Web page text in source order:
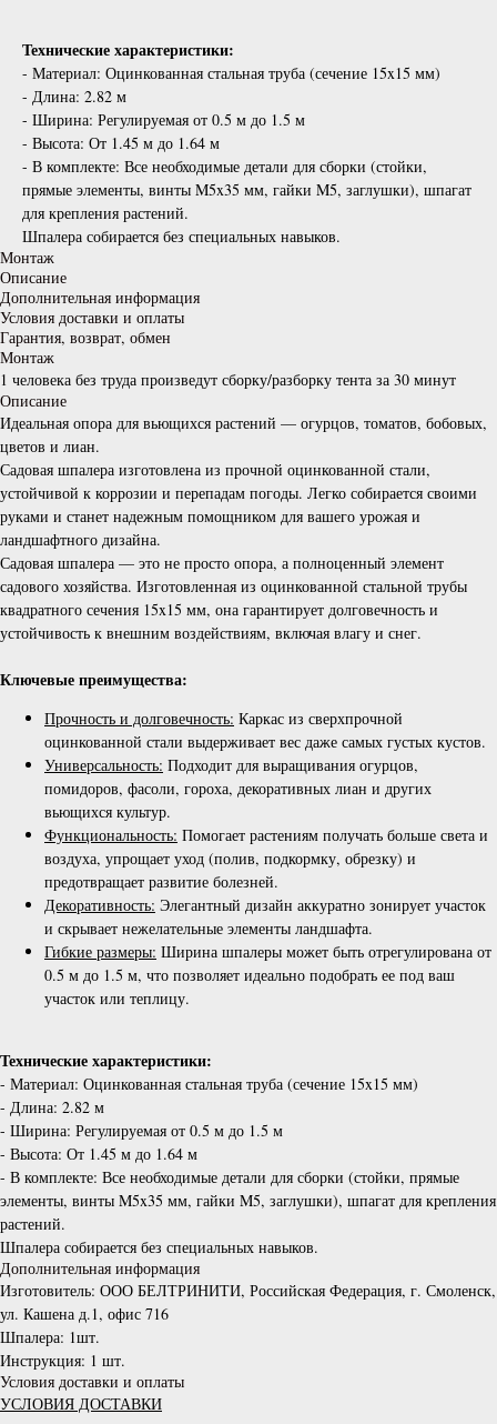
Технические характеристики:
- Материал: Оцинкованная стальная труба (сечение 15x15 мм)
- Длина: 2.82 м
- Ширина: Регулируемая от 0.5 м до 1.5 м
- Высота: От 1.45 м до 1.64 м
- В комплекте: Все необходимые детали для сборки (стойки,
прямые элементы, винты M5x35 мм, гайки M5, заглушки), шпагат
для крепления растений.
Шпалера собирается без специальных навыков.
Монтаж
Описание
Дополнительная информация
Условия доставки и оплаты
Гарантия, возврат, обмен
Монтаж
1 человека без труда произведут сборку/разборку тента за 30 минут
Описание
Идеальная опора для вьющихся растений — огурцов, томатов, бобовых,
цветов и лиан.
Садовая шпалера изготовлена из прочной оцинкованной стали,
устойчивой к коррозии и перепадам погоды. Легко собирается своими
руками и станет надежным помощником для вашего урожая и
ландшафтного дизайна.
Садовая шпалера — это не просто опора, а полноценный элемент
садового хозяйства. Изготовленная из оцинкованной стальной трубы
квадратного сечения 15x15 мм, она гарантирует долговечность и
устойчивость к внешним воздействиям, включая влагу и снег.
Ключевые преимущества:
Прочность и долговечность: Каркас из сверхпрочной
оцинкованной стали выдерживает вес даже самых густых кустов.
Универсальность: Подходит для выращивания огурцов,
помидоров, фасоли, гороха, декоративных лиан и других
вьющихся культур.
Функциональность: Помогает растениям получать больше света и
воздуха, упрощает уход (полив, подкормку, обрезку) и
предотвращает развитие болезней.
Декоративность: Элегантный дизайн аккуратно зонирует участок
и скрывает нежелательные элементы ландшафта.
Гибкие размеры: Ширина шпалеры может быть отрегулирована от
0.5 м до 1.5 м, что позволяет идеально подобрать ее под ваш
участок или теплицу.
Технические характеристики:
- Материал: Оцинкованная стальная труба (сечение 15x15 мм)
- Длина: 2.82 м
- Ширина: Регулируемая от 0.5 м до 1.5 м
- Высота: От 1.45 м до 1.64 м
- В комплекте: Все необходимые детали для сборки (стойки, прямые
элементы, винты M5x35 мм, гайки M5, заглушки), шпагат для крепления
растений.
Шпалера собирается без специальных навыков.
Дополнительная информация
Изготовитель: ООО БЕЛТРИНИТИ, Российская Федерация, г. Смоленск,
ул. Кашена д.1, офис 716
Шпалера: 1шт.
Инструкция: 1 шт.
Условия доставки и оплаты
УСЛОВИЯ ДОСТАВКИ